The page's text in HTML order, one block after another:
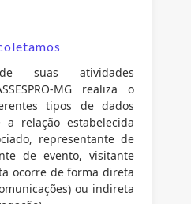
suas atividades
MG realiza o
tipos de dados
a relação estabelecida
representante de
de evento, visitante
ocorre de forma direta
ou indireta